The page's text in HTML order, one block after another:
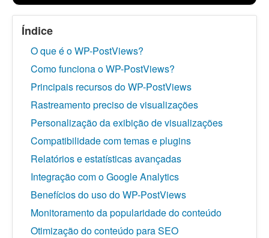
Índice
O que é o WP-PostViews?
Como funciona o WP-PostViews?
Principais recursos do WP-PostViews
Rastreamento preciso de visualizações
Personalização da exibição de visualizações
Compatibilidade com temas e plugins
Relatórios e estatísticas avançadas
Integração com o Google Analytics
Benefícios do uso do WP-PostViews
Monitoramento da popularidade do conteúdo
Otimização do conteúdo para SEO